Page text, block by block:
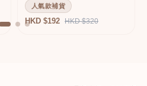
人氣款補貨
HKD $192 HKD $320